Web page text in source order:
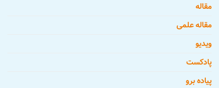
مقاله
مقاله علمی
ویدیو
پادکست
پیاده برو